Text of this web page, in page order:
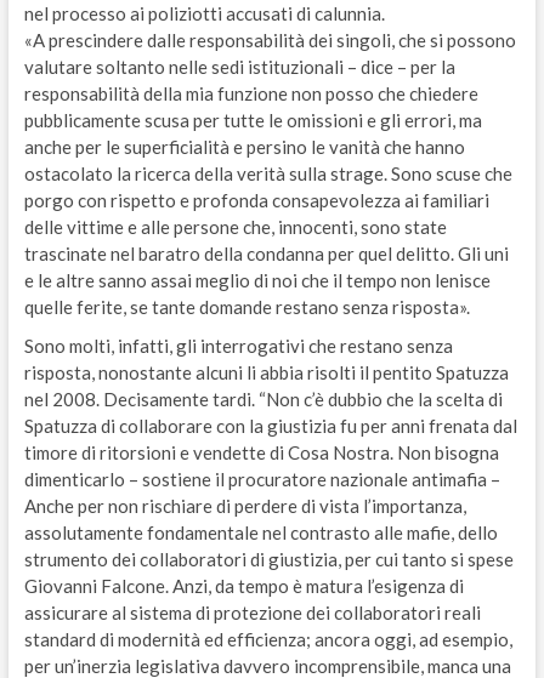
nel processo ai poliziotti accusati di calunnia.
«A prescindere dalle responsabilità dei singoli, che si possono
valutare soltanto nelle sedi istituzionali – dice – per la
responsabilità della mia funzione non posso che chiedere
pubblicamente scusa per tutte le omissioni e gli errori, ma
anche per le superficialità e persino le vanità che hanno
ostacolato la ricerca della verità sulla strage. Sono scuse che
porgo con rispetto e profonda consapevolezza ai familiari
delle vittime e alle persone che, innocenti, sono state
trascinate nel baratro della condanna per quel delitto. Gli uni
e le altre sanno assai meglio di noi che il tempo non lenisce
quelle ferite, se tante domande restano senza risposta».
Sono molti, infatti, gli interrogativi che restano senza
risposta, nonostante alcuni li abbia risolti il pentito Spatuzza
nel 2008. Decisamente tardi. “Non c’è dubbio che la scelta di
Spatuzza di collaborare con la giustizia fu per anni frenata dal
timore di ritorsioni e vendette di Cosa Nostra. Non bisogna
dimenticarlo – sostiene il procuratore nazionale antimafia –
Anche per non rischiare di perdere di vista l’importanza,
assolutamente fondamentale nel contrasto alle mafie, dello
strumento dei collaboratori di giustizia, per cui tanto si spese
Giovanni Falcone. Anzi, da tempo è matura l’esigenza di
assicurare al sistema di protezione dei collaboratori reali
standard di modernità ed efficienza; ancora oggi, ad esempio,
per un’inerzia legislativa davvero incomprensibile, manca una